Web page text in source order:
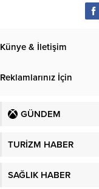
Künye & İletişim
Reklamlarınız İçin
GÜNDEM
TURİZM HABER
SAĞLIK HABER